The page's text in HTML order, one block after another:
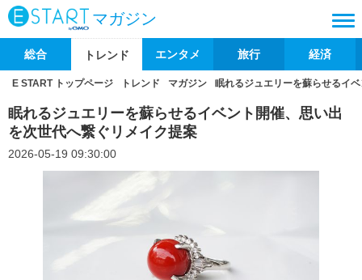
マガジン
総合 トレンド エンタメ 旅行 経済
E START トップページ トレンド マガジン 眠れるジュエリーを蘇らせるイ
眠れるジュエリーを蘇らせるイベント開催、思い出
を次世代へ繋ぐリメイク提案
2026-05-19 09:30:00